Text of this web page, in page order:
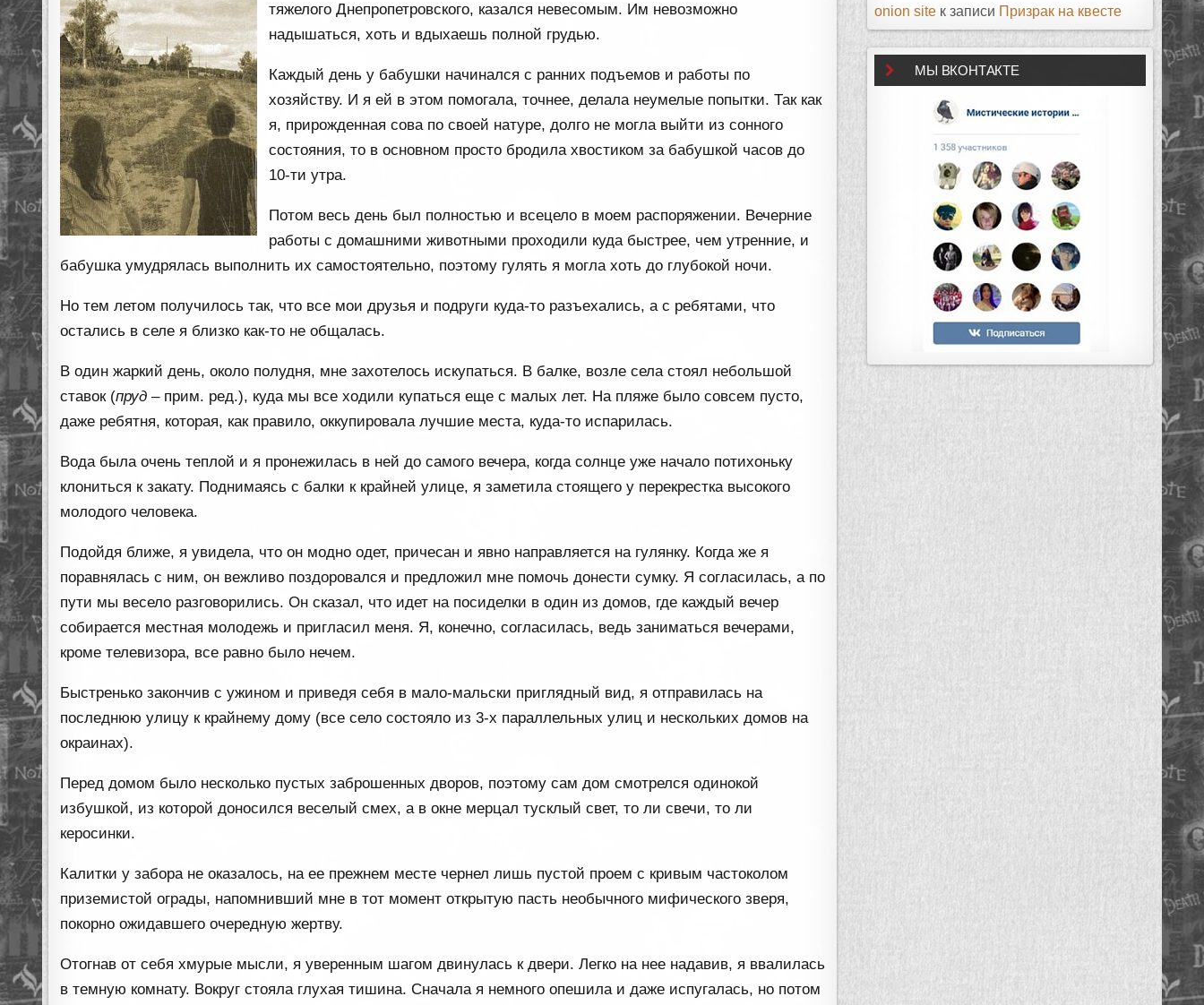
тяжелого Днепропетровского, казался невесомым. Им невозможно
надышаться, хоть и вдыхаешь полной грудью.
Каждый день у бабушки начинался с ранних подъемов и работы по
хозяйству. И я ей в этом помогала, точнее, делала неумелые попытки. Так как
я, прирожденная сова по своей натуре, долго не могла выйти из сонного
состояния, то в основном просто бродила хвостиком за бабушкой часов до
10-ти утра.
Потом весь день был полностью и всецело в моем распоряжении. Вечерние
работы с домашними животными проходили куда быстрее, чем утренние, и
бабушка умудрялась выполнить их самостоятельно, поэтому гулять я могла хоть до глубокой ночи.
Но тем летом получилось так, что все мои друзья и подруги куда-то разъехались, а с ребятами, что
остались в селе я близко как-то не общалась.
В один жаркий день, около полудня, мне захотелось искупаться. В балке, возле села стоял небольшой
ставок (пруд – прим. ред.), куда мы все ходили купаться еще с малых лет. На пляже было совсем пусто,
даже ребятня, которая, как правило, оккупировала лучшие места, куда-то испарилась.
Вода была очень теплой и я пронежилась в ней до самого вечера, когда солнце уже начало потихоньку
клониться к закату. Поднимаясь с балки к крайней улице, я заметила стоящего у перекрестка высокого
молодого человека.
Подойдя ближе, я увидела, что он модно одет, причесан и явно направляется на гулянку. Когда же я
поравнялась с ним, он вежливо поздоровался и предложил мне помочь донести сумку. Я согласилась, а по
пути мы весело разговорились. Он сказал, что идет на посиделки в один из домов, где каждый вечер
собирается местная молодежь и пригласил меня. Я, конечно, согласилась, ведь заниматься вечерами,
кроме телевизора, все равно было нечем.
Быстренько закончив с ужином и приведя себя в мало-мальски приглядный вид, я отправилась на
последнюю улицу к крайнему дому (все село состояло из 3-х параллельных улиц и нескольких домов на
окраинах).
Перед домом было несколько пустых заброшенных дворов, поэтому сам дом смотрелся одинокой
избушкой, из которой доносился веселый смех, а в окне мерцал тусклый свет, то ли свечи, то ли
керосинки.
Калитки у забора не оказалось, на ее прежнем месте чернел лишь пустой проем с кривым частоколом
приземистой ограды, напомнивший мне в тот момент открытую пасть необычного мифического зверя,
покорно ожидавшего очередную жертву.
Отогнав от себя хмурые мысли, я уверенным шагом двинулась к двери. Легко на нее надавив, я ввалилась
в темную комнату. Вокруг стояла глухая тишина. Сначала я немного опешила и даже испугалась, но потом
onion site к записи Призрак на квесте
МЫ ВКОНТАКТЕ